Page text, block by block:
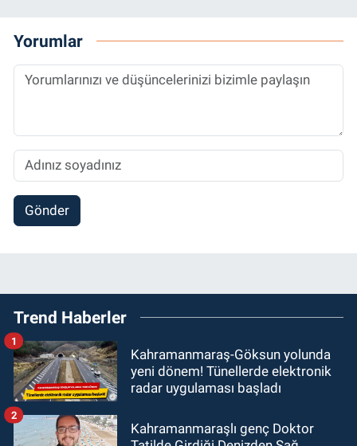
Yorumlar
Gönder
Trend Haberler
Kahramanmaraş-Göksun yolunda
yeni dönem! Tünellerde elektronik
radar uygulaması başladı
1
Kahramanmaraşlı genç Doktor
2